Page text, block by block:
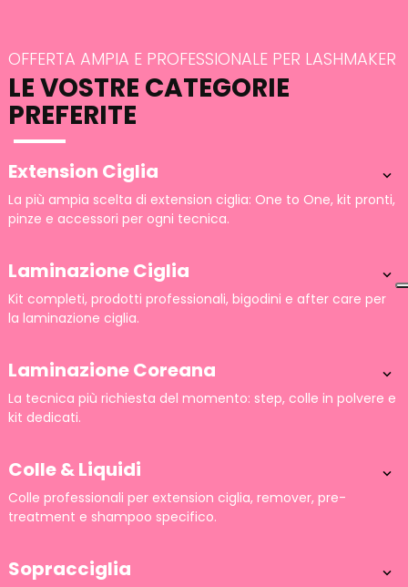
OFFERTA AMPIA E PROFESSIONALE PER LASHMAKER
LE VOSTRE CATEGORIE
PREFERITE
Extension Ciglia 
La più ampia scelta di extension ciglia: One to One, kit pronti,
pinze e accessori per ogni tecnica.
Laminazione Ciglia 
Kit completi, prodotti professionali, bigodini e after care per
la laminazione ciglia.
Laminazione Coreana 
La tecnica più richiesta del momento: step, colle in polvere e
kit dedicati.
Colle & Liquidi 
Colle professionali per extension ciglia, remover, pre-
treatment e shampoo specifico.
Sopracciglia 